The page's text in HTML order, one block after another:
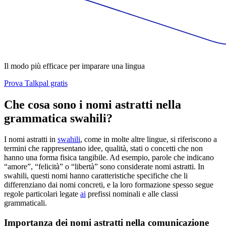
Il modo più efficace per imparare una lingua
Prova Talkpal gratis
Che cosa sono i nomi astratti nella
grammatica swahili?
I nomi astratti in swahili, come in molte altre lingue, si riferiscono a
termini che rappresentano idee, qualità, stati o concetti che non
hanno una forma fisica tangibile. Ad esempio, parole che indicano
“amore”, “felicità” o “libertà” sono considerate nomi astratti. In
swahili, questi nomi hanno caratteristiche specifiche che li
differenziano dai nomi concreti, e la loro formazione spesso segue
regole particolari legate ai prefissi nominali e alle classi
grammaticali.
Importanza dei nomi astratti nella comunicazione